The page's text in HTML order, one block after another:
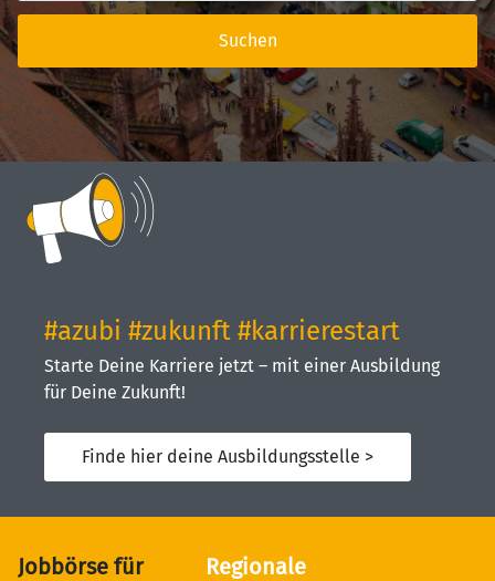
Suchen
#azubi #zukunft #karrierestart
Starte Deine Karriere jetzt – mit einer Ausbildung
für Deine Zukunft!
Finde hier deine Ausbildungsstelle >
Jobbörse für
Regionale